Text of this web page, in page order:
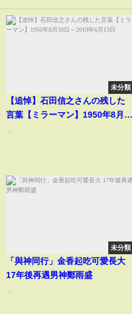
未分類
【追悼】石田信之さんの残した
言葉【ミラーマン】1950年8月
未分類
「與神同行」金香起吃可愛長大
17年後再遇男神鄭雨盛